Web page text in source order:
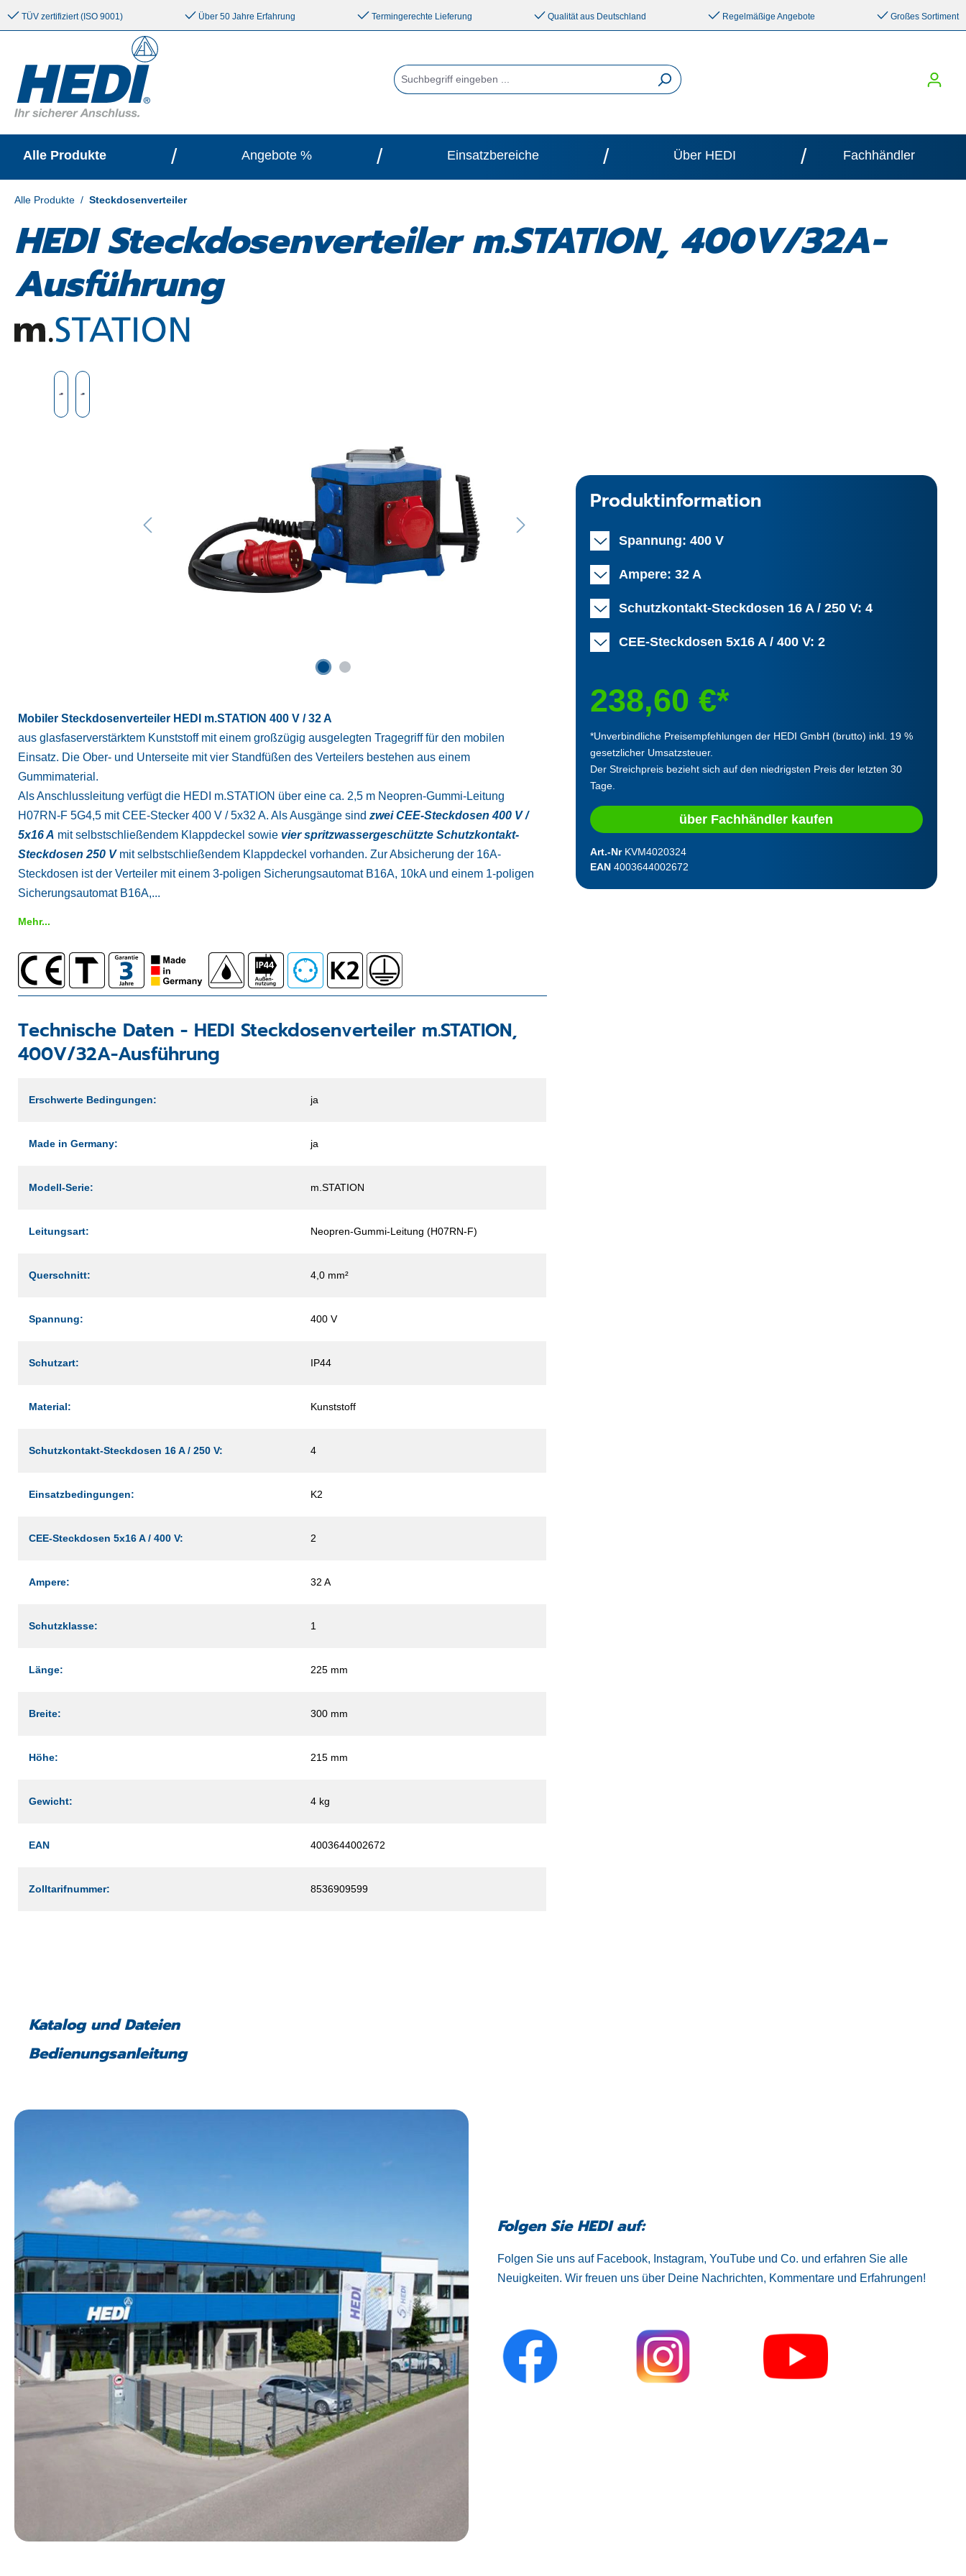
springen Zur Hauptnavigation springen
TÜV zertifiziert (ISO 9001) Über 50 Jahre Erfahrung Termingerechte Lieferung Qualität aus Deutschland Regelmäßige Angebote Großes Sortiment
Alle Produkte / Angebote % / Einsatzbereiche / Über HEDI / Fachhändler
Alle Produkte / Steckdosenverteiler
HEDI Steckdosenverteiler m.STATION, 400V/32A-
Ausführung
Mobiler Steckdosenverteiler HEDI m.STATION 400 V / 32 A
aus glasfaserverstärktem Kunststoff mit einem großzügig ausgelegten Tragegriff für den mobilen
Einsatz. Die Ober- und Unterseite mit vier Standfüßen des Verteilers bestehen aus einem
Gummimaterial.
Als Anschlussleitung verfügt die HEDI m.STATION über eine ca. 2,5 m Neopren-Gummi-Leitung
H07RN-F 5G4,5 mit CEE-Stecker 400 V / 5x32 A. Als Ausgänge sind zwei CEE-Steckdosen 400 V /
5x16 A mit selbstschließendem Klappdeckel sowie vier spritzwassergeschützte Schutzkontakt-
Steckdosen 250 Vmit selbstschließendem Klappdeckel vorhanden. Zur Absicherung der 16A-
Steckdosen ist der Verteiler mit einem 3-poligen Sicherungsautomat B16A, 10kA und einem 1-poligen
Sicherungsautomat B16A,...
Mehr...
Technische Daten - HEDI Steckdosenverteiler m.STATION,
400V/32A-Ausführung
Erschwerte Bedingungen: ja
Made in Germany: ja
Modell-Serie: m.STATION
Leitungsart: Neopren-Gummi-Leitung (H07RN-F)
Querschnitt: 4,0 mm²
Spannung: 400 V
Schutzart: IP44
Material: Kunststoff
Schutzkontakt-Steckdosen 16 A / 250 V: 4
Einsatzbedingungen: K2
CEE-Steckdosen 5x16 A / 400 V: 2
Ampere: 32 A
Schutzklasse: 1
Länge: 225 mm
Breite: 300 mm
Höhe: 215 mm
Gewicht: 4 kg
EAN 4003644002672
Zolltarifnummer: 8536909599
Produktinformation
Spannung: 400 V
Ampere: 32 A
Schutzkontakt-Steckdosen 16 A / 250 V: 4
CEE-Steckdosen 5x16 A / 400 V: 2
238,60 €*
*Unverbindliche Preisempfehlungen der HEDI GmbH (brutto) inkl. 19 %
gesetzlicher Umsatzsteuer.
Der Streichpreis bezieht sich auf den niedrigsten Preis der letzten 30
Tage.
über Fachhändler kaufen
Art.-Nr KVM4020324
EAN 4003644002672
Katalog und Dateien
Bedienungsanleitung
Folgen Sie HEDI auf:
Folgen Sie uns auf Facebook, Instagram, YouTube und Co. und erfahren Sie alle
Neuigkeiten. Wir freuen uns über Deine Nachrichten, Kommentare und Erfahrungen!